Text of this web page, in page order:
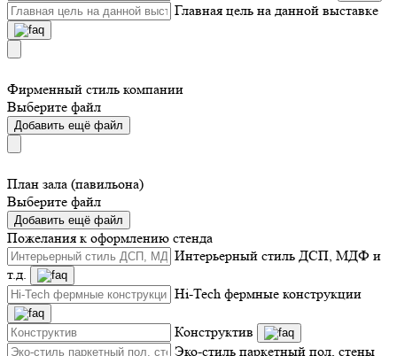
Главная цель на данной выставке
Фирменный стиль компании
Выберите файл
Добавить ещё файл
План зала (павильона)
Выберите файл
Добавить ещё файл
Пожелания к оформлению стенда
Интерьерный стиль ДСП, МДФ и
т.д.
Hi-Tech фермные конструкции
Конструктив
Эко-стиль паркетный пол, стены